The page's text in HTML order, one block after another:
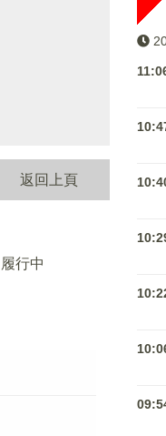
返回上頁
行中